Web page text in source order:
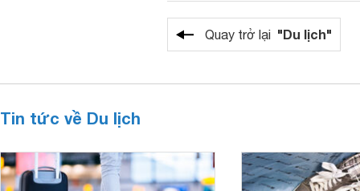
Quay trở lại "Du lịch"
Tin tức về Du lịch